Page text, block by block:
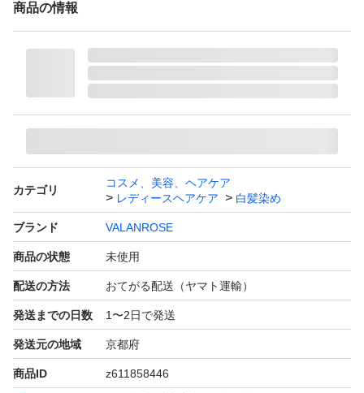
優しく染めて美しいダークブラウンの髪へ
シャンプー・トリートメント・白髪染めの1本3役のクリ
ニオイ・フケを抑えます
髪に優しい4種の天然染料から抽出したエキスと
ナノ分子染料を配合しているので、キューティクルを開か
ず優しく染めます
料フリー
エレガントローズの香り
商品の情報
カテゴリ
コスメ、美容、ヘアケア
レディースヘアケア
白髪染め
ブランド VALANROSE
商品の状態 未使用
配送の方法 おてがる配送（ヤマト運輸）
発送までの日数 1〜2日で発送
発送元の地域 京都府
商品ID z611858446